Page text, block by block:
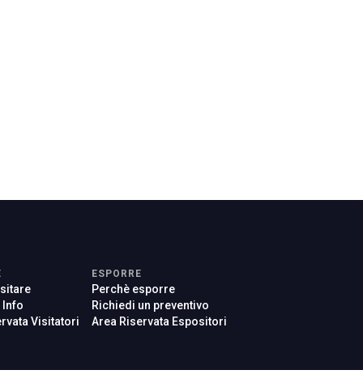
Info
Visitatori
ESPORRE
Perchè esporre
Richiedi un preventivo
Area Riservata Espositori